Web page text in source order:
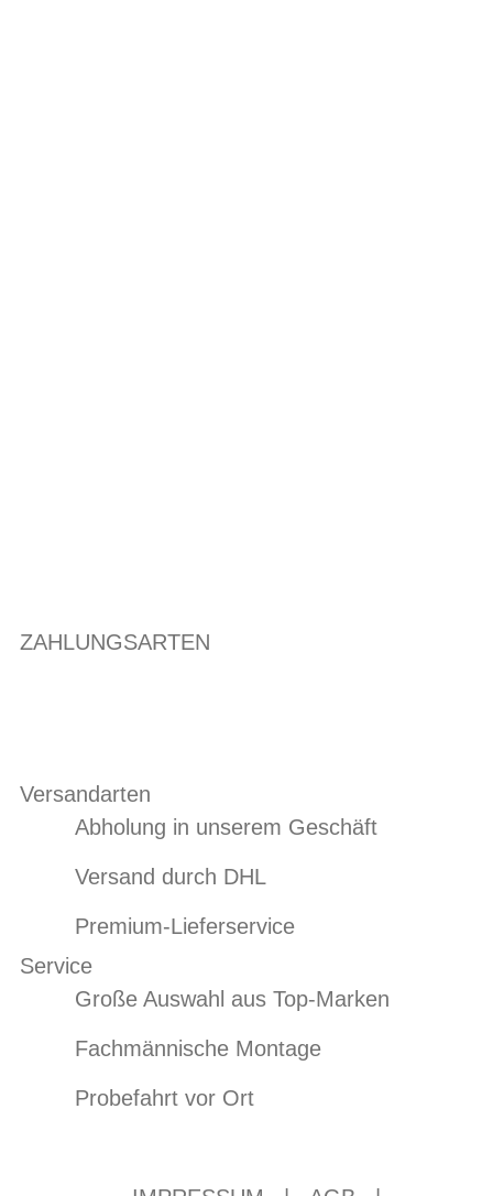
ZAHLUNGSARTEN
Versandarten
Abholung in unserem Geschäft
Versand durch DHL
Premium-Lieferservice
Service
Große Auswahl aus Top-Marken
Fachmännische Montage
Probefahrt vor Ort